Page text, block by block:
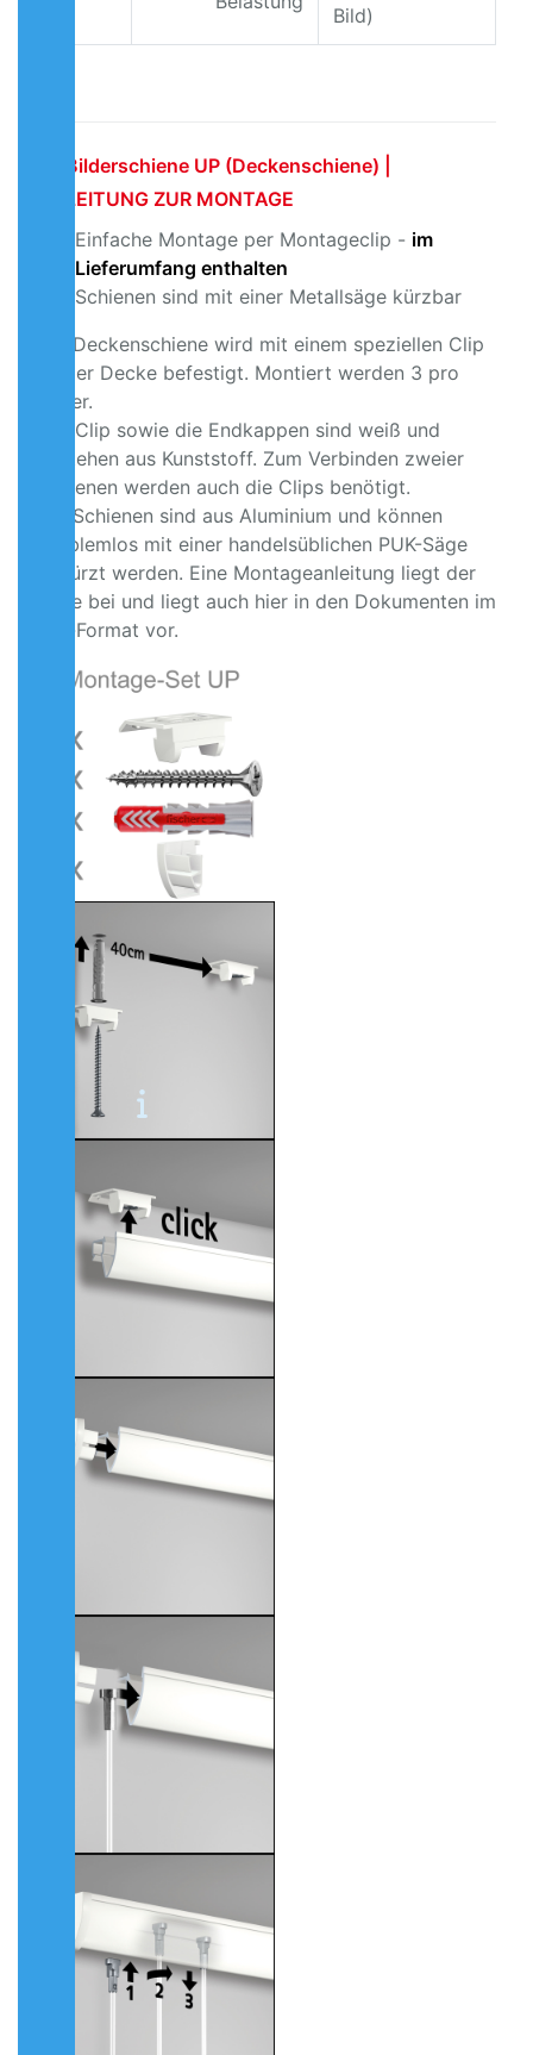
Bild)
Bilderschiene UP (Deckenschiene) |
ANLEITUNG ZUR MONTAGE
Einfache Montage per Montageclip - im
Lieferumfang enthalten
Schienen sind mit einer Metallsäge kürzbar
Die Deckenschiene wird mit einem speziellen Clip
an der Decke befestigt. Montiert werden 3 pro
Meter.
Der Clip sowie die Endkappen sind weiß und
bestehen aus Kunststoff. Zum Verbinden zweier
Schienen werden auch die Clips benötigt.
Die Schienen sind aus Aluminium und können
problemlos mit einer handelsüblichen PUK-Säge
gekürzt werden. Eine Montageanleitung liegt der
Ware bei und liegt auch hier in den Dokumenten im
pdf-Format vor.